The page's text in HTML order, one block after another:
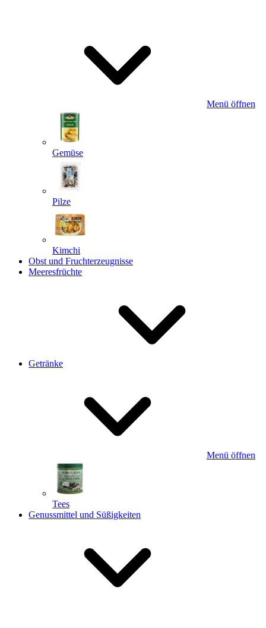
Menü öffnen
Gemüse
Pilze
Kimchi
Obst und Fruchterzeugnisse
Meeresfrüchte
Getränke
Menü öffnen
Tees
Genussmittel und Süßigkeiten